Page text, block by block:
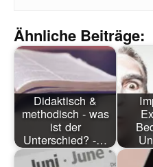
Ähnliche Beiträge:
Didaktisch &
methodisch - was
ist der
Unterschied? -…